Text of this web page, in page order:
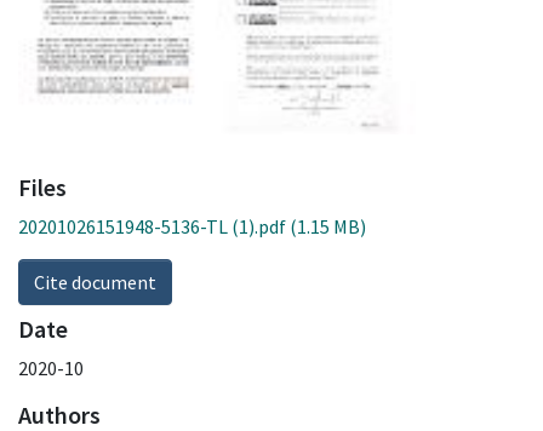
Files
20201026151948-5136-TL (1).pdf (1.15 MB)
Cite document
Date
2020-10
Authors